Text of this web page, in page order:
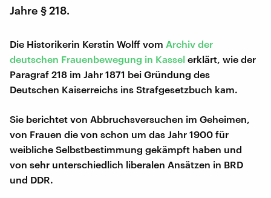
Jahre § 218.
Die Historikerin Kerstin Wolff vom Archiv der
deutschen Frauenbewegung in Kassel erklärt, wie der
Paragraf 218 im Jahr 1871 bei Gründung des
Deutschen Kaiserreichs ins Strafgesetzbuch kam.
Sie berichtet von Abbruchsversuchen im Geheimen,
von Frauen die von schon um das Jahr 1900 für
weibliche Selbstbestimmung gekämpft haben und
von sehr unterschiedlich liberalen Ansätzen in BRD
und DDR.